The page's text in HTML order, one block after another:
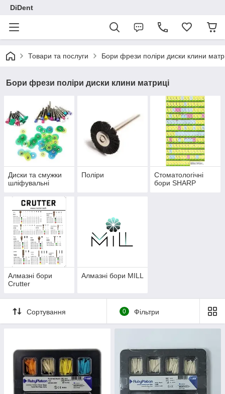
DiDent
Товари та послуги Бори фрези поліри диски клини
Бори фрези поліри диски клини матриці
Диски та смужки
шліфувальні
Поліри
Стоматологічні
бори SHARP
Алмазні бори
Crutter
Алмазні бори MILL
Сортування 0 Фільтри